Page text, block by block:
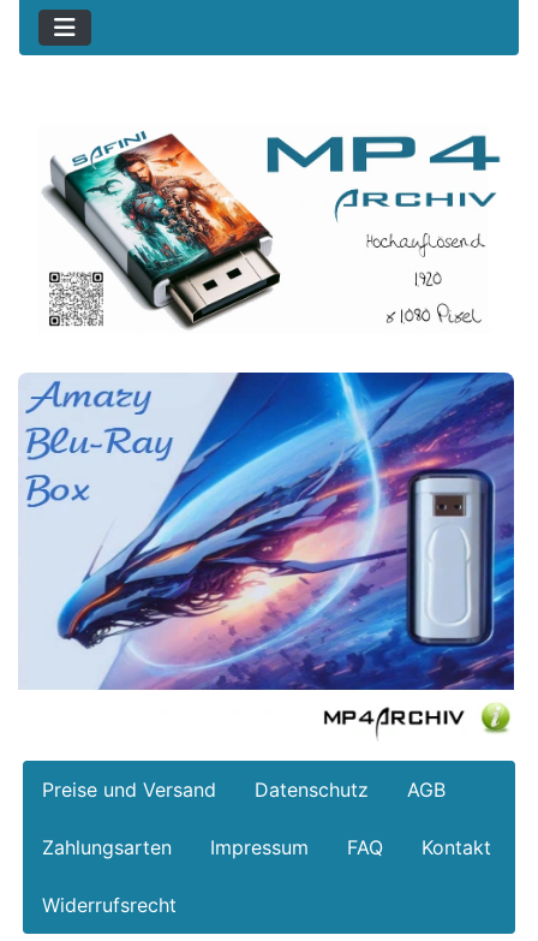
Preise und Versand Datenschutz AGB
Zahlungsarten Impressum FAQ Kontakt
Widerrufsrecht